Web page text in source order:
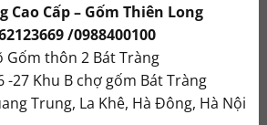
Cao Cấp – Gốm Thiên Long
/0988400100
Gốm thôn 2 Bát Tràng
-27 Khu B chợ gốm Bát Tràng
Trung, La Khê, Hà Đông, Hà Nội